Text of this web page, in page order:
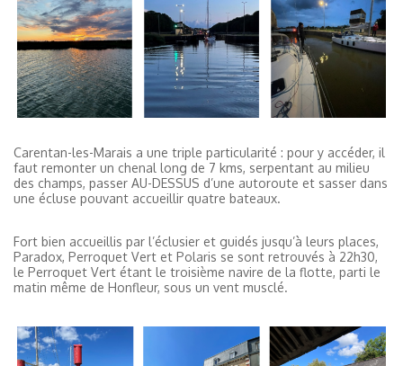
Carentan-les-Marais a une triple particularité : pour y accéder, il
faut remonter un chenal long de 7 kms, serpentant au milieu
des champs, passer AU-DESSUS d’une autoroute et sasser dans
une écluse pouvant accueillir quatre bateaux.
Fort bien accueillis par l’éclusier et guidés jusqu’à leurs places,
Paradox, Perroquet Vert et Polaris se sont retrouvés à 22h30,
le Perroquet Vert étant le troisième navire de la flotte, parti le
matin même de Honfleur, sous un vent musclé.